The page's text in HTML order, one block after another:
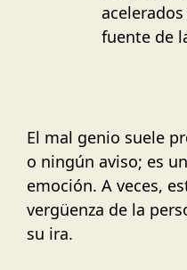
fuente de
El mal genio suele
o ningún aviso; es
emoción. A veces,
vergüenza de la
su ira.